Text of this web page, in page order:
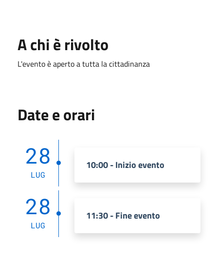
A chi è rivolto
L'evento è aperto a tutta la cittadinanza
Date e orari
28
LUG
10:00 - Inizio evento
28
LUG
11:30 - Fine evento